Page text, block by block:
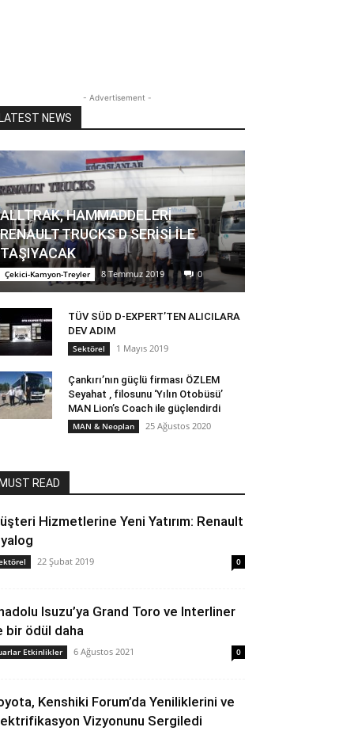
- Advertisement -
LATEST NEWS
ALLTRAK, HAMMADDELERİ
RENAULT TRUCKS D SERİSİ İLE
TAŞIYACAK
Çekici-Kamyon-Treyler 8 Temmuz 2019 0
TÜV SÜD D-EXPERT’TEN ALICILARA
DEV ADIM
Sektörel 1 Mayıs 2019
Çankırı’nın güçlü firması ÖZLEM
Seyahat , filosunu ‘Yılın Otobüsü’
MAN Lion’s Coach ile güçlendirdi
MAN & Neoplan 25 Ağustos 2020
MUST READ
Hizmetlerine Yeni Yatırım: Renault
22 Şubat 2019 0
Isuzu’ya Grand Toro ve Interliner
bir ödül daha
Etkinlikler 6 Ağustos 2021 0
Kenshiki Forum’da Yeniliklerini ve
Vizyonunu Sergiledi